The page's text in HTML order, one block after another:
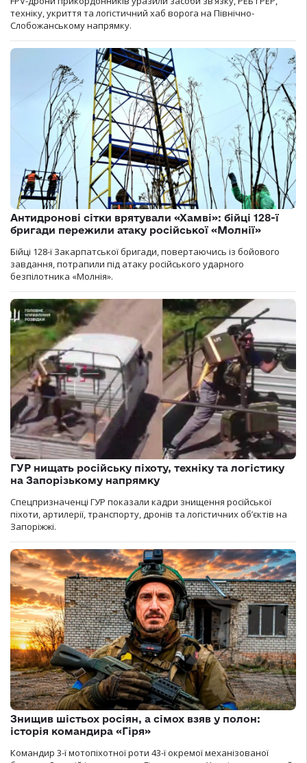
техніку, укриття та логістичний хаб ворога на Північно-
Слобожанському напрямку.
Антидронові сітки врятували «Хамві»: бійці 128-ї
бригади пережили атаку російської «Молнії»
Бійці 128-ї Закарпатської бригади, повертаючись із бойового
завдання, потрапили під атаку російського ударного
безпілотника «Молнія».
ГУР нищать російську піхоту, техніку та логістику
на Запорізькому напрямку
Спецпризначенці ГУР показали кадри знищення російської
піхоти, артилерії, транспорту, дронів та логістичних об’єктів на
Запоріжжі.
Знищив шістьох росіян, а сімох взяв у полон:
історія командира «Гіря»
Командир 3-ї мотопіхотної роти 43-ї окремої механізованої